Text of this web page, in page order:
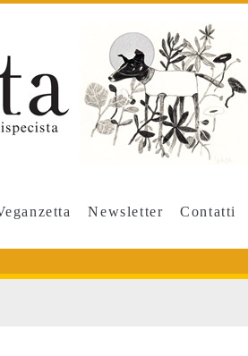
Newsletter Contatti